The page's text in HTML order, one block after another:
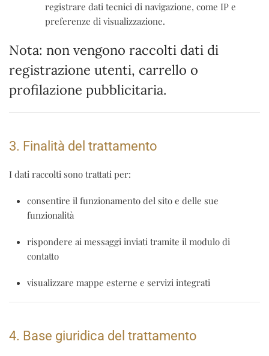
registrare dati tecnici di navigazione, come IP e
preferenze di visualizzazione.
Nota: non vengono raccolti dati di
registrazione utenti, carrello o
profilazione pubblicitaria.
3. Finalità del trattamento
I dati raccolti sono trattati per:
consentire il funzionamento del sito e delle sue
funzionalità
rispondere ai messaggi inviati tramite il modulo di
contatto
visualizzare mappe esterne e servizi integrati
4. Base giuridica del trattamento